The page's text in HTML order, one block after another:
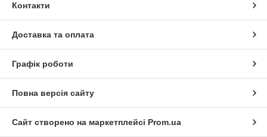
Контакти
Доставка та оплата
Графік роботи
Повна версія сайту
Сайт створено на маркетплейсі Prom.ua